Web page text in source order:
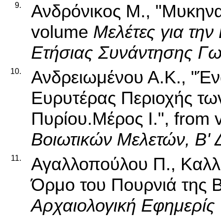
9.
Ανδρόνικος Μ.,
volume Μελέτες για
Ετήσιας Συνάντησης
10.
Ανδρειωμένου Α.Κ.,
Ευρυτέρας Περιοχής
Πυρίου.Μέρος Ι.", from
Βοιωτικών Μελετών, Β'
11.
Αγαλλοπούλου Π.,
Όρμο του Πουρνιά της
Αρχαιολογική Εφημερίς